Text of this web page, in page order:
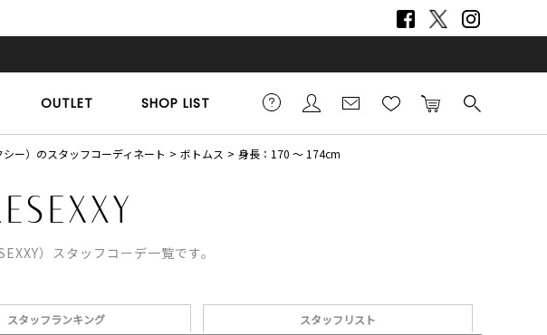
OUTLET SHOP LIST
シー）のスタッフコーディネート ボトムス 身長：170 ～ 174cm
）スタッフコーデ一覧です。
スタッフランキング スタッフリスト